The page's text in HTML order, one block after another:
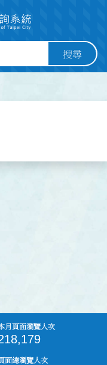
搜尋
月頁面瀏覽人次
頁面總瀏覽人次